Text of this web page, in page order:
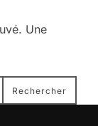
Une
Rechercher